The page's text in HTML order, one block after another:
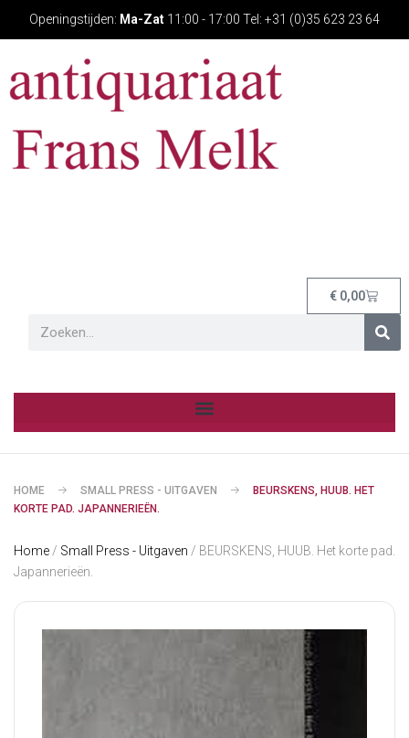
Openingstijden: Ma-Zat 11:00 - 17:00 Tel: +31 (0)35 623 23 64
€ 0,00
HOME SMALL PRESS - UITGAVEN
BEURSKENS, HUUB. HET
KORTE PAD. JAPANNERIEËN.
Home / Small Press - Uitgaven / BEURSKENS, HUUB. Het korte pad.
Japannerieën.